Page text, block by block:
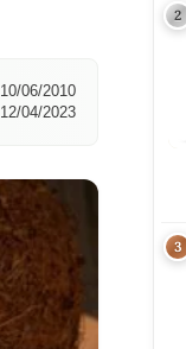
10/06/2010
12/04/2023
2
3